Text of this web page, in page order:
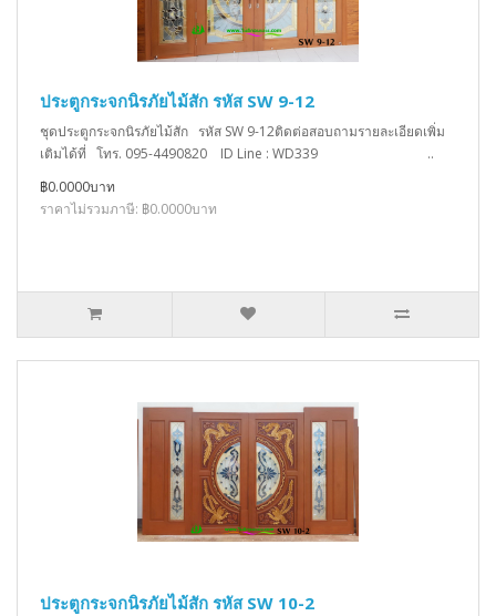
ประตูกระจกนิรภัยไม้สัก รหัส SW 9-12
ชุดประตูกระจกนิรภัยไม้สัก รหัส SW 9-12ติดต่อสอบถามรายละเอียดเพิ่ม
เติมได้ที่ โทร. 095-4490820 ID Line : WD339 ..
฿0.0000บาท
ราคาไม่รวมภาษี: ฿0.0000บาท
ประตูกระจกนิรภัยไม้สัก รหัส SW 10-2